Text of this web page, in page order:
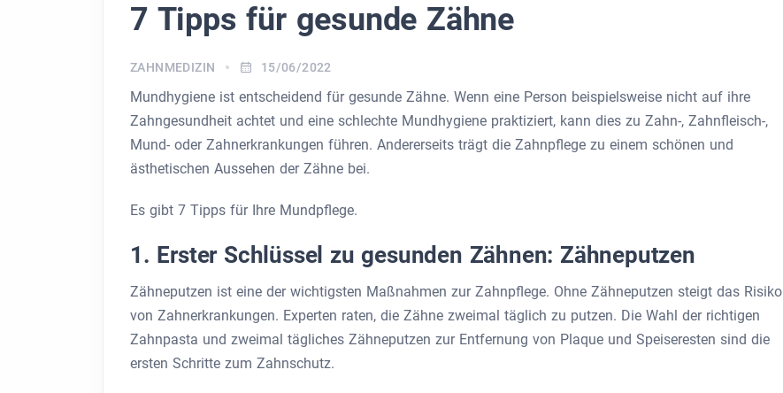
7 Tipps für gesunde Zähne
ZAHNMEDIZIN 15/06/2022
Mundhygiene ist entscheidend für gesunde Zähne. Wenn eine Person beispielsweise nicht auf ihre
Zahngesundheit achtet und eine schlechte Mundhygiene praktiziert, kann dies zu Zahn-, Zahnfleisch-,
Mund- oder Zahnerkrankungen führen. Andererseits trägt die Zahnpflege zu einem schönen und
ästhetischen Aussehen der Zähne bei.
Es gibt 7 Tipps für Ihre Mundpflege.
1. Erster Schlüssel zu gesunden Zähnen: Zähneputzen
Zähneputzen ist eine der wichtigsten Maßnahmen zur Zahnpflege. Ohne Zähneputzen steigt das Risiko
von Zahnerkrankungen. Experten raten, die Zähne zweimal täglich zu putzen. Die Wahl der richtigen
Zahnpasta und zweimal tägliches Zähneputzen zur Entfernung von Plaque und Speiseresten sind die
ersten Schritte zum Zahnschutz.